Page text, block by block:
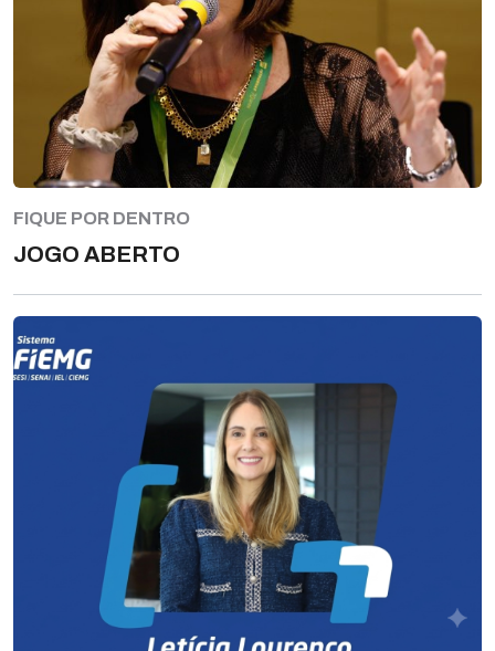
FIQUE POR DENTRO
JOGO ABERTO